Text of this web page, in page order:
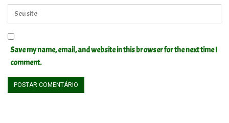
Save my name, email, and website in this browser for the next time I
comment.